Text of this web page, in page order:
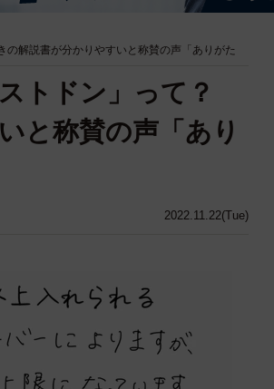
解説書が分かりやすいと称賛の声「ありがた
2022.11.22(Tue)
トドン」って？
と称賛の声「あり